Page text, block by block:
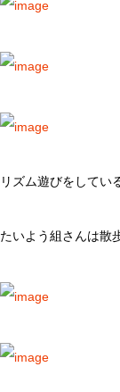
リズム遊びをしてい
たいよう組さんは散